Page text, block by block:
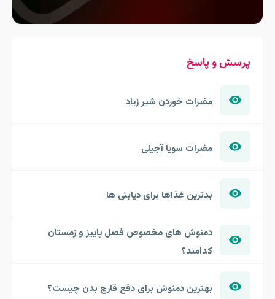
پرسش و پاسخ
مضرات خوردن شیر زیاد
مضرات سویا آجیلی
بدترین غذاها برای دیابتی ها
دمنوش های مخصوص فصل پاییز و زمستان
کدامند؟
بهترین دمنوش برای دفع قارچ بدن چیست؟